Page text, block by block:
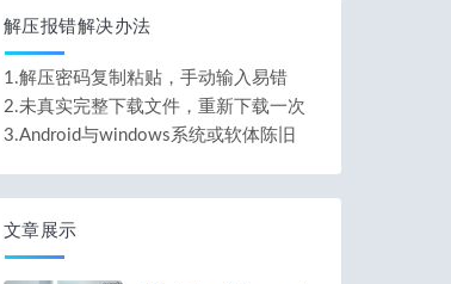
解压报错解决办法
1.解压密码复制粘贴，手动输入易错
2.未真实完整下载文件，重新下载一次
3.Android与windows系统或软体陈旧
文章展示